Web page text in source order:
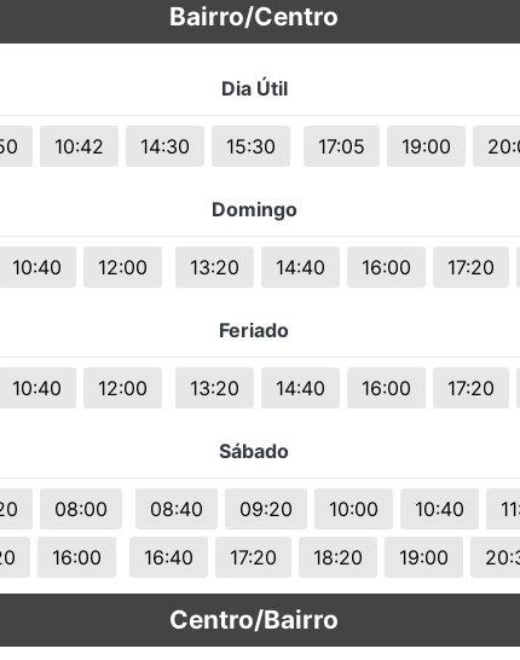
Bairro/Centro
Dia Útil
10:42 14:30 15:30 17:05 19:00
Domingo
10:40 12:00 13:20 14:40 16:00 17:20
Feriado
10:40 12:00 13:20 14:40 16:00 17:20
Sábado
08:00 08:40 09:20 10:00 10:40
16:00 16:40 17:20 18:20 19:00
Centro/Bairro